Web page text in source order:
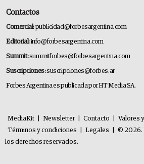
Contactos
Comercial:publicidad@forbesargentina.com
Editorial:info@forbesargentina.com
Summit:summitforbes@forbesargentina.com
Suscripciones:suscripciones@forbes.ar
Forbes Argentina es publicada por HT Media SA.
MediaKit Newsletter Contacto Valores
Términos y condiciones
Legales
© 2026.
los derechos reservados.